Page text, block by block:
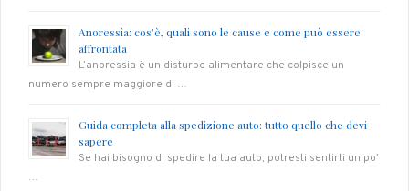
Anoressia: cos’è, quali sono le cause e come può essere
affrontata
L’anoressia è un disturbo alimentare che colpisce un
numero sempre maggiore di …
Guida completa alla spedizione auto: tutto quello che devi
sapere
Se hai bisogno di spedire la tua auto, potresti sentirti un po’
…